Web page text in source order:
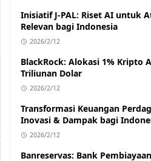
Inisiatif J-PAL: Riset AI untuk
Relevan bagi Indonesia
2026/2/12
BlackRock: Alokasi 1% Kripto
Triliunan Dolar
2026/2/12
Transformasi Keuangan
Inovasi & Dampak bagi
2026/2/12
Banreservas: Bank